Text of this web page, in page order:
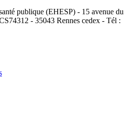
publique (EHESP) - 15 avenue du
- 35043 Rennes cedex - Tél :